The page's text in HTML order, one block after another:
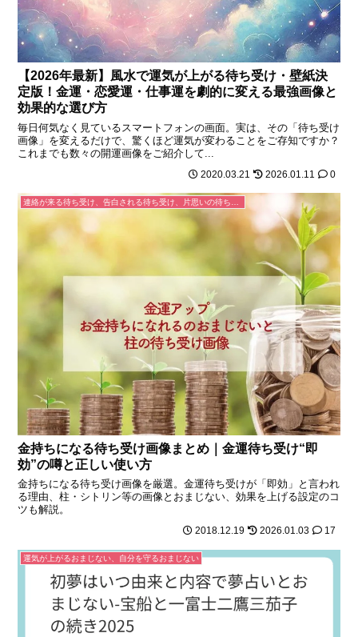
【2026年最新】風水で運気が上がる待ち受け・壁紙決
定版！金運・恋愛運・仕事運を劇的に変える最強画像と
効果的な選び方
毎日何気なく見ているスマートフォンの画面。実は、その「待ち受け
画像」を変えるだけで、驚くほど運気が変わることをご存知ですか？
これまでも数々の開運画像をご紹介して...
2020.03.21 2026.01.11 0
金持ちになる待ち受け画像まとめ｜金運待ち受け“即
効”の噂と正しい使い方
金持ちになる待ち受け画像を厳選。金運待ち受けが「即効」と言われ
る理由、柱・シトリン等の画像とおまじない、効果を上げる設定のコ
ツも解説。
2018.12.19 2026.01.03 17
運気が上がるおまじない、自分を守るおまじない